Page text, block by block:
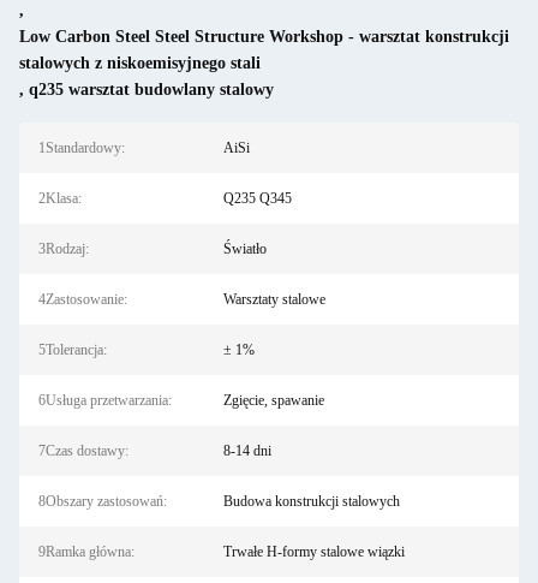
,
Low Carbon Steel Steel Structure Workshop - warsztat konstrukcji
stalowych z niskoemisyjnego stali
, q235 warsztat budowlany stalowy
1Standardowy: AiSi
2Klasa: Q235 Q345
3Rodzaj: Światło
4Zastosowanie: Warsztaty stalowe
5Tolerancja: ± 1%
6Usługa przetwarzania: Zgięcie, spawanie
7Czas dostawy: 8-14 dni
8Obszary zastosowań: Budowa konstrukcji stalowych
9Ramka główna: Trwałe H-formy stalowe wiązki